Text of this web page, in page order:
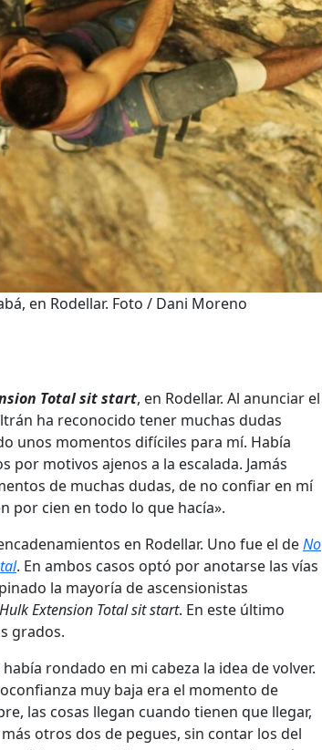
en Rodellar. Foto / Dani Moreno
Total sit start, en Rodellar. Al anunciar el
ha reconocido tener muchas dudas
unos momentos difíciles para mí. Había
motivos ajenos a la escalada. Jamás
de muchas dudas, de no confiar en mí
por cien en todo lo que hacía».
en Rodellar. Uno fue el deNo
. En ambos casos optó por anotarse las vías
la mayoría de ascensionistas
Extension Total sit start. En este último
grados.
rondado en mi cabeza la idea de volver.
muy baja era el momento de
las cosas llegan cuando tienen que llegar,
otros dos de pegues, sin contar los del